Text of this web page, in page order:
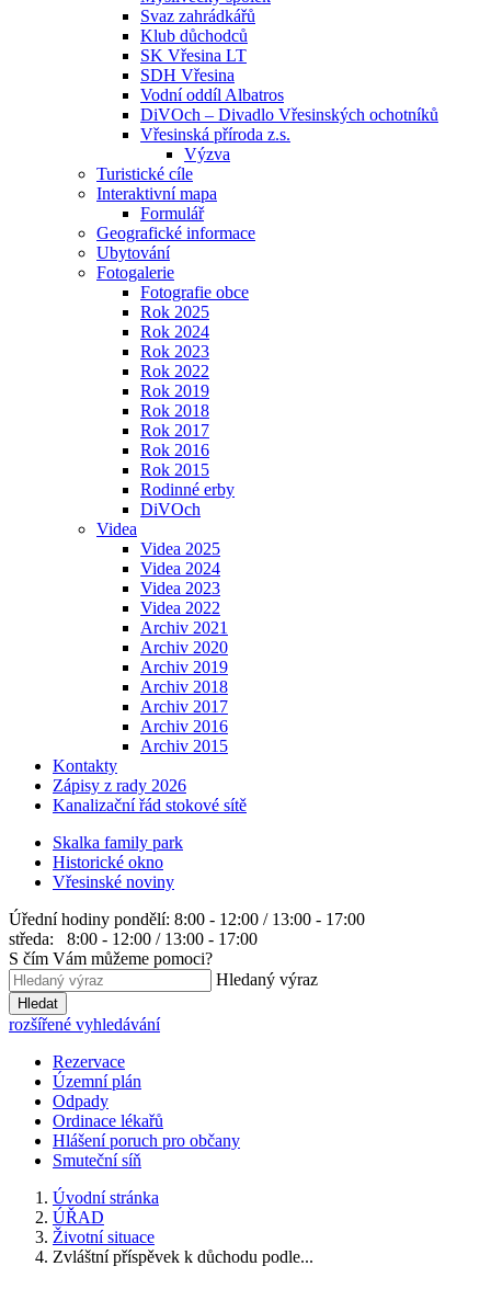
Svaz zahrádkářů
Klub důchodců
SK Vřesina LT
SDH Vřesina
Vodní oddíl Albatros
DiVOch – Divadlo Vřesinských ochotníků
Vřesinská příroda z.s.
Výzva
Turistické cíle
Interaktivní mapa
Formulář
Geografické informace
Ubytování
Fotogalerie
Fotografie obce
Rok 2025
Rok 2024
Rok 2023
Rok 2022
Rok 2019
Rok 2018
Rok 2017
Rok 2016
Rok 2015
Rodinné erby
DiVOch
Videa
Videa 2025
Videa 2024
Videa 2023
Videa 2022
Archiv 2021
Archiv 2020
Archiv 2019
Archiv 2018
Archiv 2017
Archiv 2016
Archiv 2015
Kontakty
Zápisy z rady 2026
Kanalizační řád stokové sítě
Skalka family park
Historické okno
Vřesinské noviny
Úřední hodiny pondělí: 8:00 - 12:00 / 13:00 - 17:00
středa: 8:00 - 12:00 / 13:00 - 17:00
S čím Vám můžeme pomoci?
Hledaný výraz
Hledat
rozšířené vyhledávání
Rezervace
Územní plán
Odpady
Ordinace lékařů
Hlášení poruch pro občany
Smuteční síň
Úvodní stránka
ÚŘAD
Životní situace
Zvláštní příspěvek k důchodu podle...